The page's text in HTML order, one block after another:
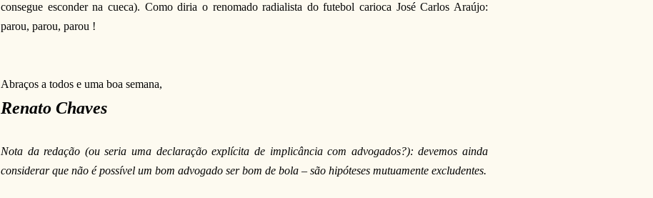
consegue esconder na cueca). Como diria o renomado radialista do futebol carioca José Carlos Araújo:
parou, parou, parou !
Abraços a todos e uma boa semana,
Renato Chaves
Nota da redação (ou seria uma declaração explícita de implicância com advogados?): devemos ainda
considerar que não é possível um bom advogado ser bom de bola – são hipóteses mutuamente excludentes.